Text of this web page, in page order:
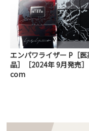
エンパワライザー P［
品］［2024年 9月発売
com